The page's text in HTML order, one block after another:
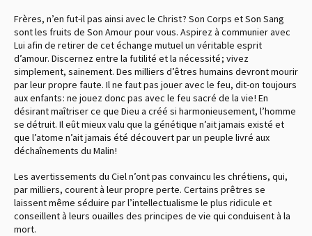
Frères, n’en fut-il pas ainsi avec le Christ ? Son Corps et Son Sang
sont les fruits de Son Amour pour vous. Aspirez à communier avec
Lui afin de retirer de cet échange mutuel un véritable esprit
d’amour. Discernez entre la futilité et la nécessité ; vivez
simplement, sainement. Des milliers d’êtres humains devront mourir
par leur propre faute. Il ne faut pas jouer avec le feu, dit-on toujours
aux enfants : ne jouez donc pas avec le feu sacré de la vie ! En
désirant maîtriser ce que Dieu a créé si harmonieusement, l’homme
se détruit. Il eût mieux valu que la génétique n’ait jamais existé et
que l’atome n’ait jamais été découvert par un peuple livré aux
déchaînements du Malin !
Les avertissements du Ciel n’ont pas convaincu les chrétiens, qui,
par milliers, courent à leur propre perte. Certains prêtres se
laissent même séduire par l’intellectualisme le plus ridicule et
conseillent à leurs ouailles des principes de vie qui conduisent à la
mort.